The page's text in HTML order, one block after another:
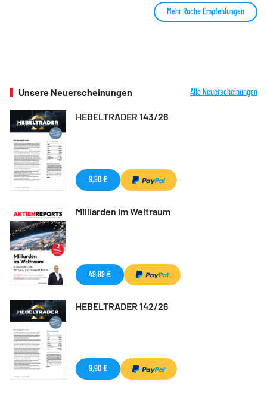
Mehr Roche Empfehlungen
Unsere Neuerscheinungen Alle Neuerscheinungen
HEBELTRADER 143/26
9,90 €
Milliarden im Weltraum
49,99 €
HEBELTRADER 142/26
9,90 €